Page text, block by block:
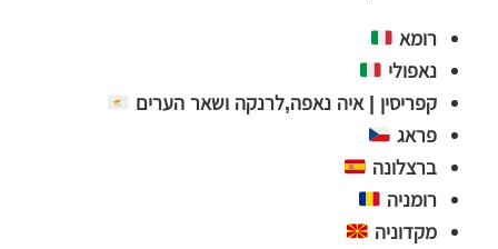
רומא
נאפולי
קפריסין | איה נאפה,לרנקה ושאר הערים
פראג
ברצלונה
רומניה
מקדוניה